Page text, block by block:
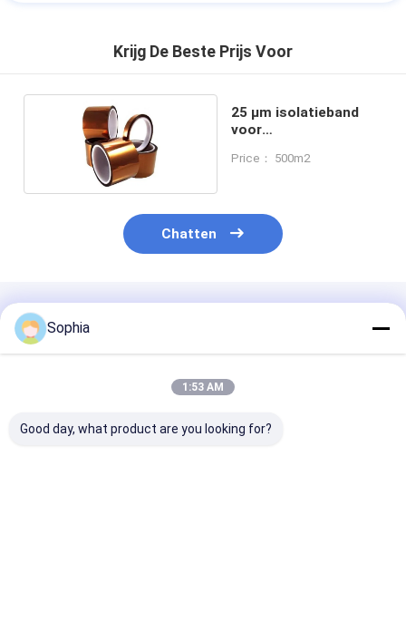
Krijg De Beste Prijs Voor
25 μm isolatieband
voor
Price： 500m2
Chatten
Geadviseerde Producten
Sophia
1:53 AM
Good day, what product are you looking for?